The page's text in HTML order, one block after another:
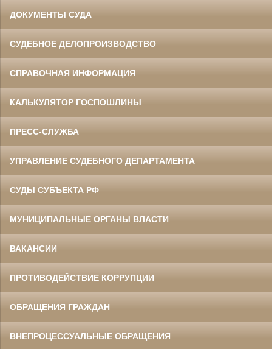
ДОКУМЕНТЫ СУДА
СУДЕБНОЕ ДЕЛОПРОИЗВОДСТВО
СПРАВОЧНАЯ ИНФОРМАЦИЯ
КАЛЬКУЛЯТОР ГОСПОШЛИНЫ
ПРЕСС-СЛУЖБА
УПРАВЛЕНИЕ СУДЕБНОГО ДЕПАРТАМЕНТА
СУДЫ СУБЪЕКТА РФ
МУНИЦИПАЛЬНЫЕ ОРГАНЫ ВЛАСТИ
ВАКАНСИИ
ПРОТИВОДЕЙСТВИЕ КОРРУПЦИИ
ОБРАЩЕНИЯ ГРАЖДАН
ВНЕПРОЦЕССУАЛЬНЫЕ ОБРАЩЕНИЯ